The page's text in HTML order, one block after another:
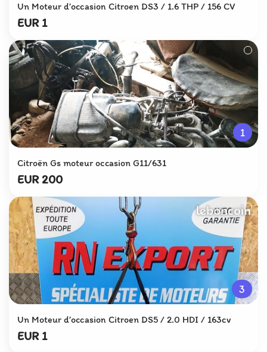
Un Moteur d’occasion Citroen DS3 / 1.6 THP / 156 CV
EUR 1
1
Citroën Gs moteur occasion G11/631
EUR 200
3
Un Moteur d’occasion Citroen DS5 / 2.0 HDI / 163cv
EUR 1